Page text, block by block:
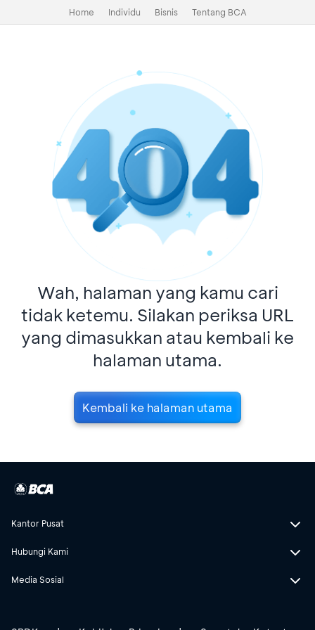
Home Individu Bisnis Tentang BCA
Wah, halaman yang kamu cari
tidak ketemu. Silakan periksa URL
yang dimasukkan atau kembali ke
halaman utama.
Kembali ke halaman utama
Kantor Pusat
Hubungi Kami
Media Sosial